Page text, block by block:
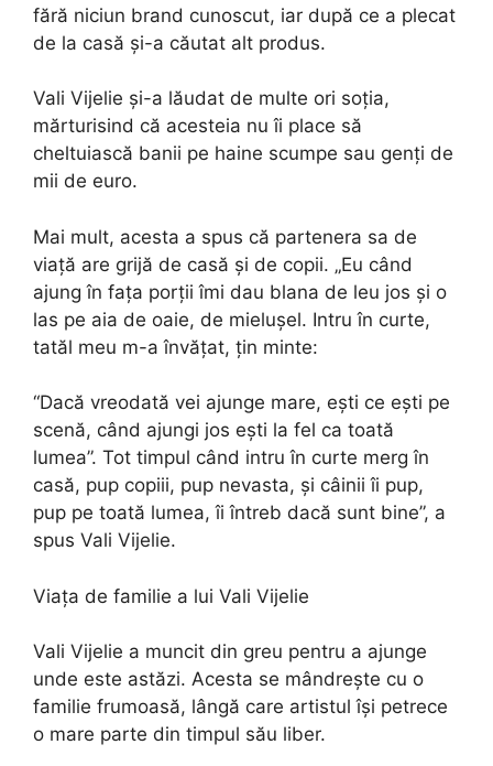
fără niciun brand cunoscut, iar după ce a plecat
de la casă și-a căutat alt produs.
Vali Vijelie și-a lăudat de multe ori soția,
mărturisind că acesteia nu îi place să
cheltuiască banii pe haine scumpe sau genți de
mii de euro.
Mai mult, acesta a spus că partenera sa de
viață are grijă de casă și de copii. „Eu când
ajung în fața porții îmi dau blana de leu jos și o
las pe aia de oaie, de mielușel. Intru în curte,
tatăl meu m-a învățat, țin minte:
“Dacă vreodată vei ajunge mare, ești ce ești pe
scenă, când ajungi jos ești la fel ca toată
lumea”. Tot timpul când intru în curte merg în
casă, pup copiii, pup nevasta, și câinii îi pup,
pup pe toată lumea, îi întreb dacă sunt bine”, a
spus Vali Vijelie.
Viața de familie a lui Vali Vijelie
Vali Vijelie a muncit din greu pentru a ajunge
unde este astăzi. Acesta se mândrește cu o
familie frumoasă, lângă care artistul își petrece
o mare parte din timpul său liber.